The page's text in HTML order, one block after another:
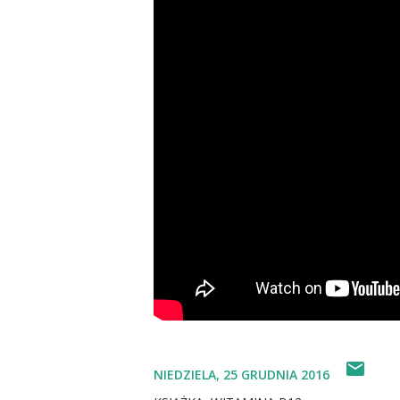
NIEDZIELA, 25 GRUDNIA 2016